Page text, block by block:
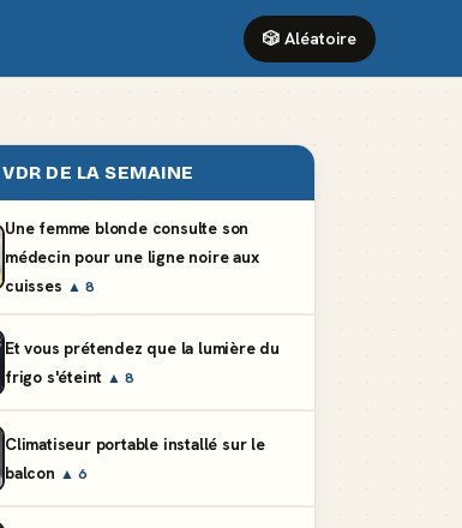
🎲 Aléatoire
VDR DE LA SEMAINE
Une femme blonde consulte son
médecin pour une ligne noire aux
cuisses ▲ 8
Et vous prétendez que la lumière du
frigo s'éteint ▲ 8
Climatiseur portable installé sur le
balcon ▲ 6